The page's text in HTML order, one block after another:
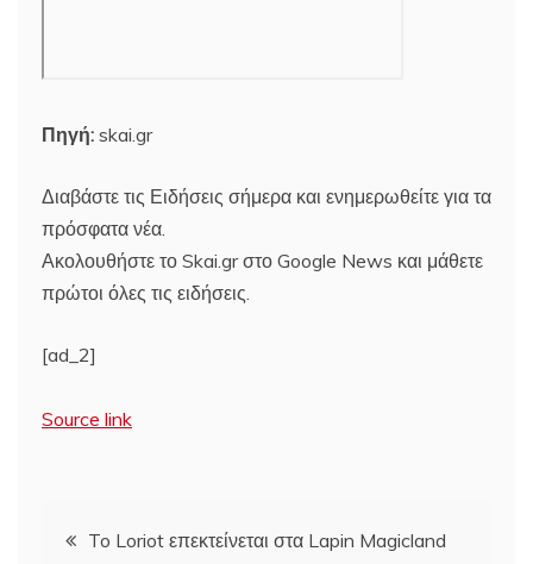
Πηγή: skai.gr
Διαβάστε τις Ειδήσεις σήμερα και ενημερωθείτε για τα
πρόσφατα νέα.
Ακολουθήστε το Skai.gr στο Google News και μάθετε
πρώτοι όλες τις ειδήσεις.
[ad_2]
Source link
Πλοήγηση
To Loriot επεκτείνεται στα Lapin Magicland